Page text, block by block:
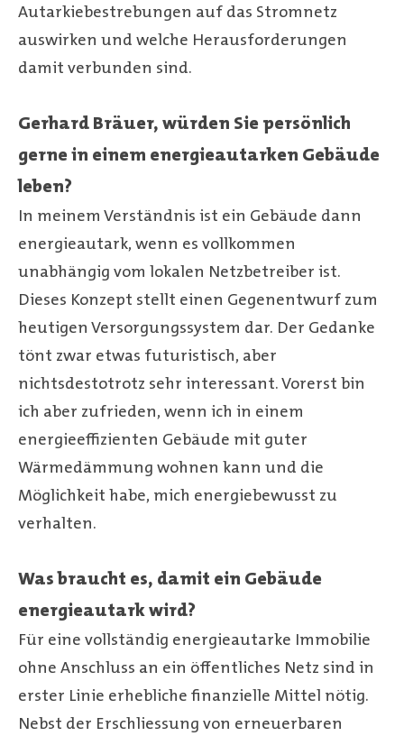
Autarkiebestrebungen auf das Stromnetz
auswirken und welche Herausforderungen
damit verbunden sind.
Gerhard Bräuer, würden Sie persönlich
gerne in einem energieautarken Gebäude
leben?
In meinem Verständnis ist ein Gebäude dann
energieautark, wenn es vollkommen
unabhängig vom lokalen Netzbetreiber ist.
Dieses Konzept stellt einen Gegenentwurf zum
heutigen Versorgungssystem dar. Der Gedanke
tönt zwar etwas futuristisch, aber
nichtsdestotrotz sehr interessant. Vorerst bin
ich aber zufrieden, wenn ich in einem
energieeffizienten Gebäude mit guter
Wärmedämmung wohnen kann und die
Möglichkeit habe, mich energiebewusst zu
verhalten.
Was braucht es, damit ein Gebäude
energieautark wird?
Für eine vollständig energieautarke Immobilie
ohne Anschluss an ein öffentliches Netz sind in
erster Linie erhebliche finanzielle Mittel nötig.
Nebst der Erschliessung von erneuerbaren